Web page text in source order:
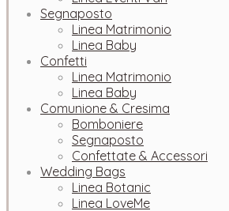
Segnaposto
Linea Matrimonio
Linea Baby
Confetti
Linea Matrimonio
Linea Baby
Comunione & Cresima
Bomboniere
Segnaposto
Confettate & Accessori
Wedding Bags
Linea Botanic
Linea LoveMe